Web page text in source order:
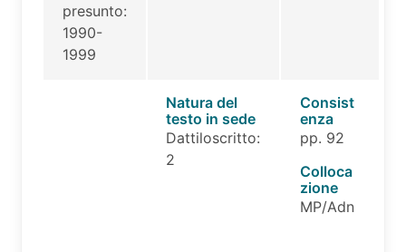
presunto:
1990-
1999
Natura del
testo in sede
Dattiloscritto:
2
Consist
enza
pp. 92
Colloca
zione
MP/Adn